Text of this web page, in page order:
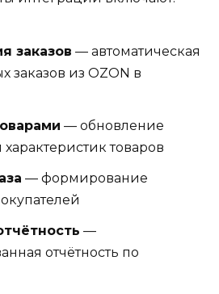
заказов — автоматическая
заказов из OZON в
— обновление
характеристик товаров
— формирование
—
отчётность по